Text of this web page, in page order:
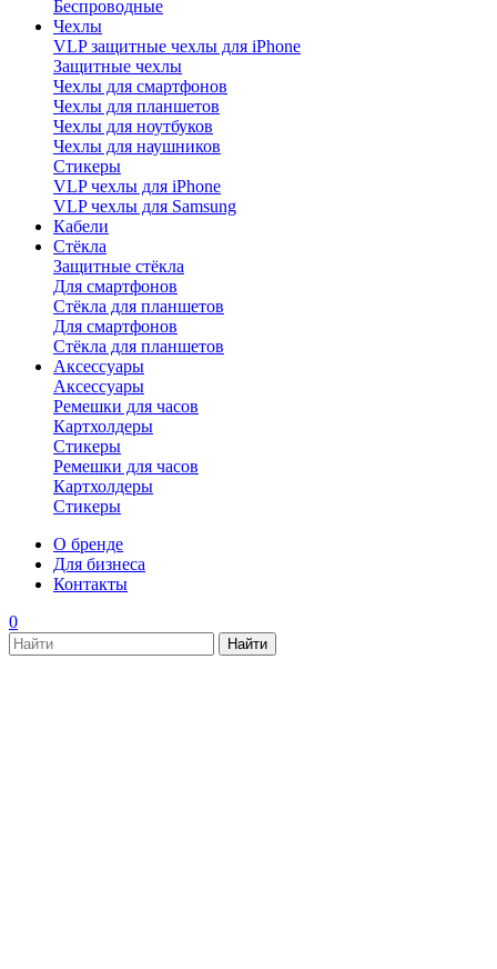
Беспроводные
Чехлы
VLP защитные чехлы для iPhone
Защитные чехлы
Чехлы для смартфонов
Чехлы для планшетов
Чехлы для ноутбуков
Чехлы для наушников
Стикеры
VLP чехлы для iPhone
VLP чехлы для Samsung
Кабели
Стёкла
Защитные стёкла
Для смартфонов
Стёкла для планшетов
Для смартфонов
Стёкла для планшетов
Аксессуары
Аксессуары
Ремешки для часов
Картхолдеры
Стикеры
Ремешки для часов
Картхолдеры
Стикеры
О бренде
Для бизнеса
Контакты
0